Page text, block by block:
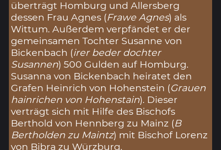
überträgt Homburg und Allersberg
dessen Frau Agnes (Frawe Agnes) als
Wittum. Außerdem verpfändet er der
gemeinsamen Tochter Susanne von
Bickenbach (irer beder dochter
Susannen) 500 Gulden auf Homburg.
Susanna von Bickenbach heiratet den
Grafen Heinrich von Hohenstein (Grauen
hainrichen von Hohenstain). Dieser
verträgt sich mit Hilfe des Bischofs
Berthold von Hennberg zu Mainz (B
Bertholden zu Maintz) mit Bischof Lorenz
von Bibra zu Würzburg.